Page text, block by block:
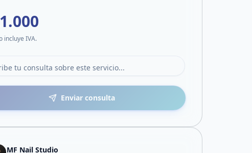
incluye IVA.
Enviar consulta
MF Nail Studio